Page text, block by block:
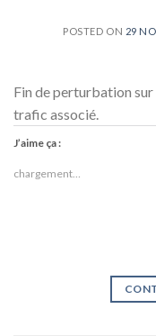
POSTED ON 29
Fin de perturbation
trafic associé.
J’aime ça :
chargement…